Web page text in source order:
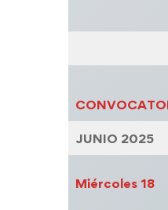
JUNIO 2025
Miércoles 18